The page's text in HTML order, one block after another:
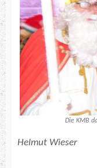
Die KMB
Helmut Wieser